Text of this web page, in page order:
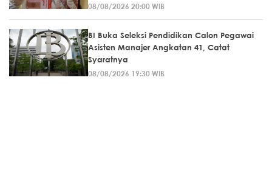
08/08/2026 20:00 WIB
BI Buka Seleksi Pendidikan Calon Pegawai
Asisten Manajer Angkatan 41, Catat
Syaratnya
08/08/2026 19:30 WIB